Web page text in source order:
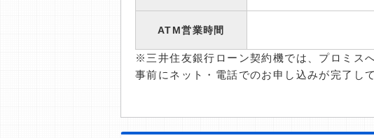
ATM営業時間
※三井住友銀行ローン契約機では、プロミス
事前にネット・電話でのお申し込みが完了し